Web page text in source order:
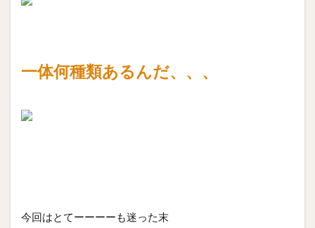
一体何種類あるんだ、、、
今回はとてーーーーも迷った末